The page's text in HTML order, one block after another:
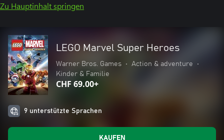
Zu Hauptinhalt springen
LEGO Marvel Super Heroes
Warner Bros. Games • Action & adventure
•
Kinder & Familie
CHF 69.00+
9 unterstützte Sprachen
KAUFEN